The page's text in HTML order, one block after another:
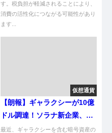
す。税負担が軽減されることにより、
消費の活性化につながる可能性があり
ます...
仮想通貨
【朗報】ギャラクシーが10億
ドル調達！ソラナ新企業、や
るやんけ！
最近、ギャラクシーを含む暗号資産の